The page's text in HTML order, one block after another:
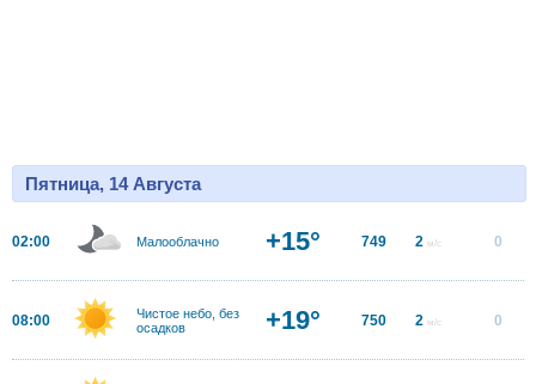
Пятница, 14 Августа
02:00 Малооблачно +15° 749 2 м/с 0
08:00
Чистое небо, без
осадков
+19° 750 2 м/с 0